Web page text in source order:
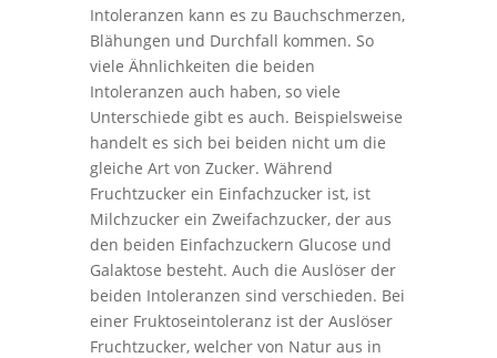
Intoleranzen kann es zu Bauchschmerzen,
Blähungen und Durchfall kommen. So
viele Ähnlichkeiten die beiden
Intoleranzen auch haben, so viele
Unterschiede gibt es auch. Beispielsweise
handelt es sich bei beiden nicht um die
gleiche Art von Zucker. Während
Fruchtzucker ein Einfachzucker ist, ist
Milchzucker ein Zweifachzucker, der aus
den beiden Einfachzuckern Glucose und
Galaktose besteht. Auch die Auslöser der
beiden Intoleranzen sind verschieden. Bei
einer Fruktoseintoleranz ist der Auslöser
Fruchtzucker, welcher von Natur aus in